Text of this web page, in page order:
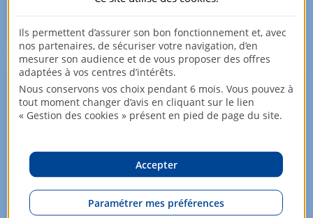
s’installer.
Ils permettent d’assurer son bon fonctionnement et, avec
nos partenaires, de sécuriser votre navigation, d’en
mesurer son audience et de vous proposer des offres
adaptées à vos centres d’intérêts.
Nous conservons vos choix pendant 6 mois. Vous pouvez à
tout moment changer d’avis en cliquant sur le lien
« Gestion des cookies » présent en pied de page du site.
Accepter
Paramétrer mes préférences